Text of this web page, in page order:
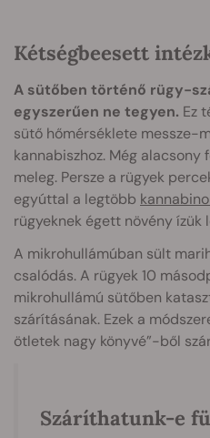
Kétségbeesett
A sütőben történő rügy-
egyszerűen ne tegyen. Ez
sütő hőmérséklete messze-
kannabiszhoz. Még
meleg. Persze a rügyek
egyúttal a legtöbb
rügyeknek égett növény ízük
A mikrohullámúban sült
csalódás. A rügyek 10
mikrohullámú sütőben
szárításának. Ezek a
ötletek nagy könyvé”-ből
Száríthatunk-e